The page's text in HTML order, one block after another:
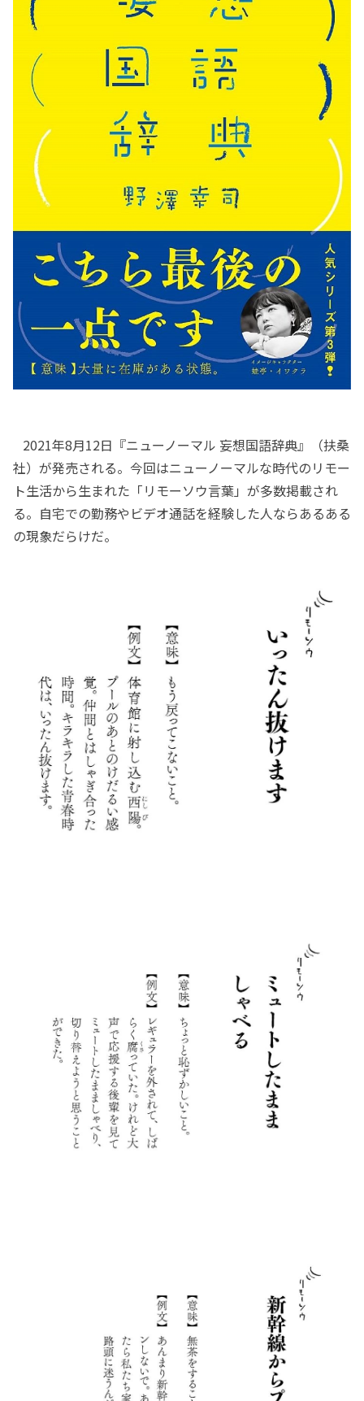
2021年8月12日『ニューノーマル 妄想国語辞典』（扶桑
社）が発売される。今回はニューノーマルな時代のリモー
ト生活から生まれた「リモーソウ言葉」が多数掲載され
る。自宅での勤務やビデオ通話を経験した人ならあるある
の現象だらけだ。